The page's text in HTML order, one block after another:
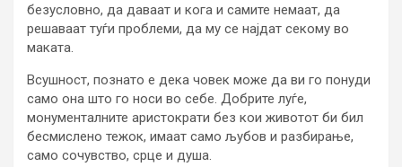
безусловно, да даваат и кога и самите немаат, да
решаваат туѓи проблеми, да му се најдат секому во
маката.
Всушност, познато е дека човек може да ви го понуди
само она што го носи во себе. Добрите луѓе,
монументалните аристократи без кои животот би бил
бесмислено тежок, имаат само љубов и разбирање,
само сочувство, срце и душа.